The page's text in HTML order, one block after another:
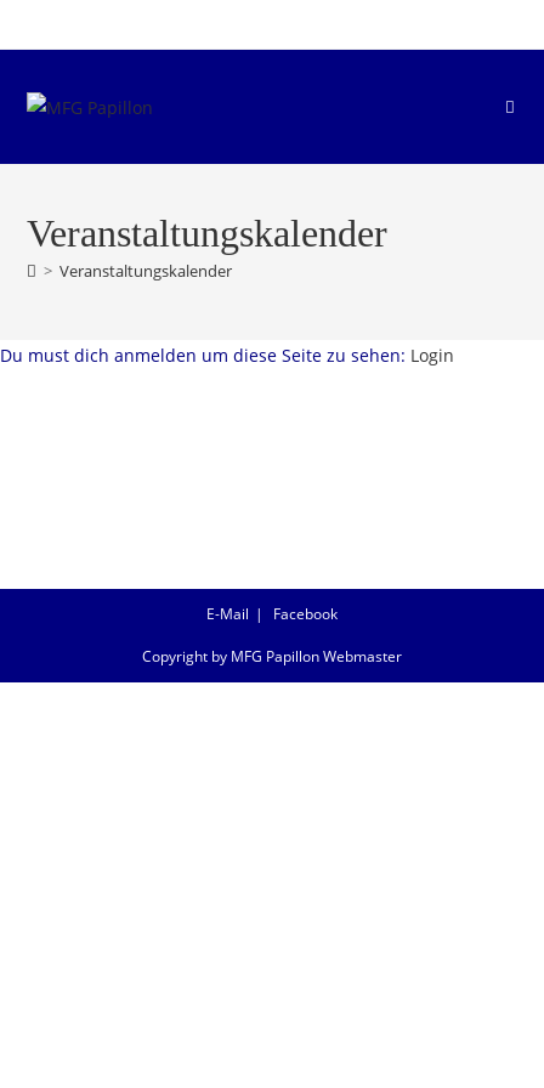
Inhalt
Veranstaltungskalender
> Veranstaltungskalender
Du must dich anmelden um diese Seite zu sehen: Login
E-Mail Facebook
Copyright by MFG Papillon Webmaster